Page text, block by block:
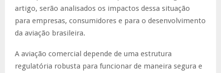
artigo, serão analisados os impactos dessa situação
para empresas, consumidores e para o desenvolvimento
da aviação brasileira.
A aviação comercial depende de uma estrutura
regulatória robusta para funcionar de maneira segura e